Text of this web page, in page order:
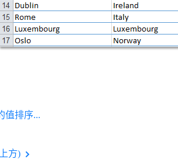
值排序...
方)